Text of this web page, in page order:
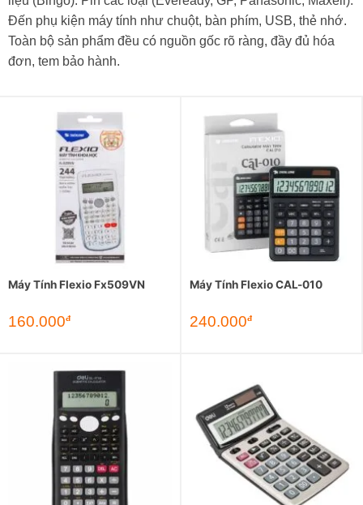
Đến phụ kiện máy tính như chuột, bàn phím, USB, thẻ nhớ.
Toàn bộ sản phẩm đều có nguồn gốc rõ ràng, đầy đủ hóa
đơn, tem bảo hành.
Máy Tính Flexio Fx509VN
160.000đ
Máy Tính Flexio CAL-010
240.000đ